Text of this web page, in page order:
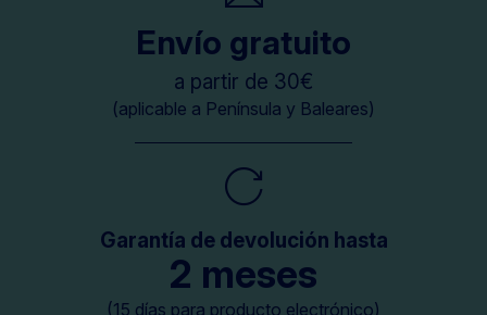
Envío gratuito
a partir de 30€
(aplicable a Península y Baleares)
Garantía de devolución hasta
2 meses
(15 días para producto electrónico)